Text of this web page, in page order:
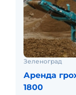
Зеленоград
Аренда
1800